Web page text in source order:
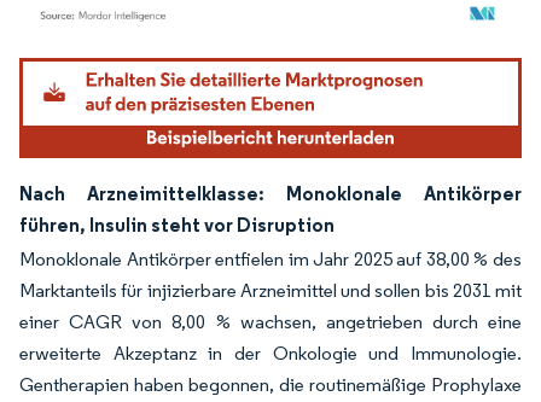
Bild © Mordor Intelligence. Wiederverwendung erfordert Namensnennung gemäß
Nach Arzneimittelklasse: Monoklonale Antikörper
führen, Insulin steht vor Disruption
Monoklonale Antikörper entfielen im Jahr 2025 auf 38,00 % des
Marktanteils für injizierbare Arzneimittel und sollen bis 2031 mit
einer CAGR von 8,00 % wachsen, angetrieben durch eine
erweiterte Akzeptanz in der Onkologie und Immunologie.
Gentherapien haben begonnen, die routinemäßige Prophylaxe